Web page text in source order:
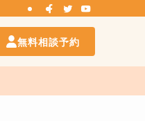
無料相談予約